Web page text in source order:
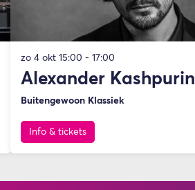
Alexander Kashpurin
Buitengewoon Klassiek
zo 4 okt15:00 - 17:00
Info & tickets